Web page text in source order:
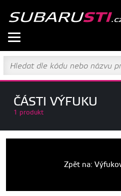
ČÁSTI VÝFUKU
1 produkt
Zpět na: